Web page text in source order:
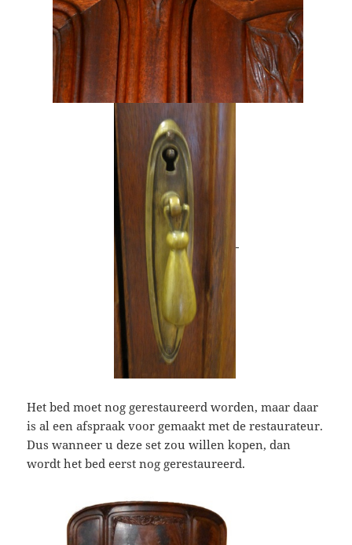
Het bed moet nog gerestaureerd worden, maar daar
is al een afspraak voor gemaakt met de restaurateur.
Dus wanneer u deze set zou willen kopen, dan
wordt het bed eerst nog gerestaureerd.